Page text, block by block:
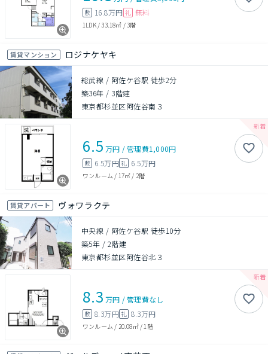
敷 16.8万円 礼 無料
1LDK/33.18㎡ /3階
賃貸マンション ロジナケヤキ
総武線 / 阿佐ケ谷駅 徒歩2分
築36年 / 3階建
東京都杉並区阿佐谷南３
6.5 万円 /管理費1,000円
敷 6.5万円礼 6.5万円
ワンルーム / 17㎡ / 2階
賃貸アパート ヴォワラクテ
中央線 / 阿佐ケ谷駅 徒歩10分
築5年 / 2階建
東京都杉並区阿佐谷北３
8.3 万円 /管理費なし
敷 8.3万円礼 8.3万円
ワンルーム / 20.08㎡/ 1階